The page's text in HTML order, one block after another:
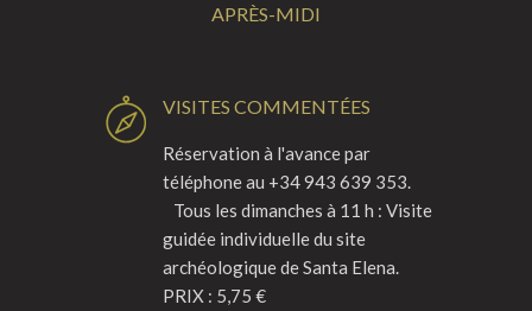
APRÈS-MIDI
VISITES COMMENTÉES
Réservation à l'avance par
téléphone au +34 943 639 353.
Tous les dimanches à 11 h : Visite
guidée individuelle du site
archéologique de Santa Elena.
PRIX : 5,75 €